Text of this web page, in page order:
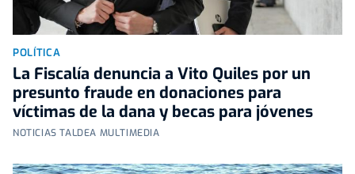
POLÍTICA
La Fiscalía denuncia a Vito Quiles por un
presunto fraude en donaciones para
víctimas de la dana y becas para jóvenes
NOTICIAS TALDEA MULTIMEDIA